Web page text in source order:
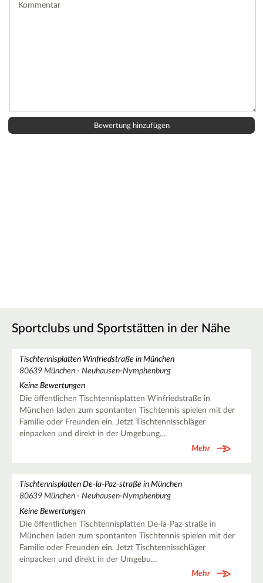
Sportclubs und Sportstätten in der Nähe
Tischtennisplatten Winfriedstraße in München
80639 München - Neuhausen-Nymphenburg
Keine Bewertungen
Die öffentlichen Tischtennisplatten Winfriedstraße in
München laden zum spontanten Tischtennis spielen mit der
Familie oder Freunden ein. Jetzt Tischtennisschläger
einpacken und direkt in der Umgebung…
Mehr
Tischtennisplatten De-la-Paz-straße in München
80639 München - Neuhausen-Nymphenburg
Keine Bewertungen
Die öffentlichen Tischtennisplatten De-la-Paz-straße in
München laden zum spontanten Tischtennis spielen mit der
Familie oder Freunden ein. Jetzt Tischtennisschläger
einpacken und direkt in der Umgebu…
Mehr